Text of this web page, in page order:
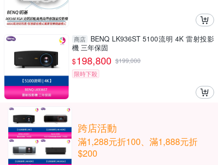
商店
BENQ LK936ST 5100流明 4K 雷射投影
機 三年保固
$198,800 $199,000
限時下殺
跨店活動
滿1,288元折100、滿1,888元折
$200